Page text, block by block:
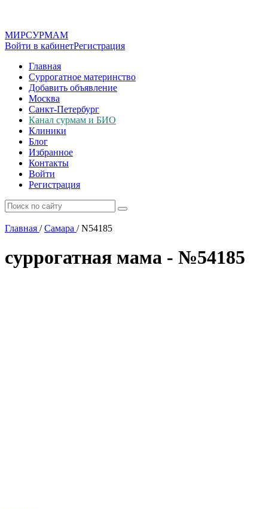
МИРСУРМАМ
Войти в кабинетРегистрация
Главная
Суррогатное материнство
Добавить объявление
Москва
Санкт-Петербург
Канал сурмам и БИО
Клиники
Блог
Избранное
Контакты
Войти
Регистрация
Главная / Самара /N54185
суррогатная мама - №54185